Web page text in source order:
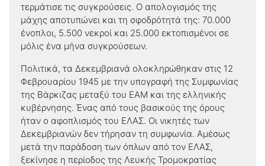
τερμάτισε τις συγκρούσεις. Ο απολογισμός της
μάχης αποτυπώνει και τη σφοδρότητά της: 70.000
ένοπλοι, 5.500 νεκροί και 25.000 εκτοπισμένοι σε
μόλις ένα μήνα συγκρούσεων.
Πολιτικά, τα Δεκεμβριανά ολοκληρώθηκαν στις 12
Φεβρουαρίου 1945 με την υπογραφή της Συμφωνίας
της Βάρκιζας μεταξύ του ΕΑΜ και της ελληνικής
κυβέρνησης. Ένας από τους βασικούς της όρους
ήταν ο αφοπλισμός του ΕΛΑΣ. Οι νικητές των
Δεκεμβριανών δεν τήρησαν τη συμφωνία. Αμέσως
μετά την παράδοση των όπλων από τον ΕΛΑΣ,
ξεκίνησε η περίοδος της Λευκής Τρομοκρατίας